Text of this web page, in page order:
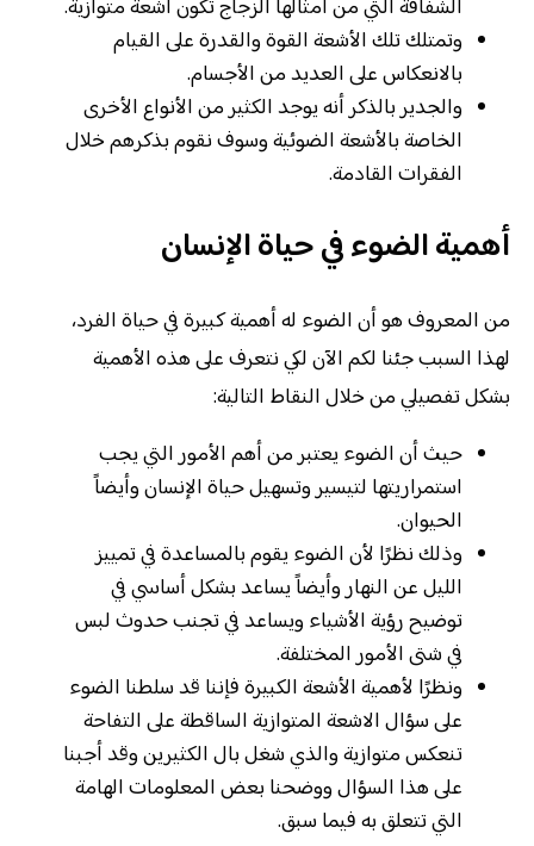
الشفافة التي من أمثالها الزجاج تكون أشعة متوازية.
وتمتلك تلك الأشعة القوة والقدرة على القيام
بالانعكاس على العديد من الأجسام.
والجدير بالذكر أنه يوجد الكثير من الأنواع الأخرى
الخاصة بالأشعة الضوئية وسوف نقوم بذكرهم خلال
الفقرات القادمة.
أهمية الضوء في حياة الإنسان
من المعروف هو أن الضوء له أهمية كبيرة في حياة الفرد،
لهذا السبب جئنا لكم الآن لكي نتعرف على هذه الأهمية
بشكل تفصيلي من خلال النقاط التالية:
حيث أن الضوء يعتبر من أهم الأمور التي يجب
استمراريتها لتيسير وتسهيل حياة الإنسان وأيضاً
الحيوان.
وذلك نظرًا لأن الضوء يقوم بالمساعدة في تمييز
الليل عن النهار وأيضاً يساعد بشكل أساسي في
توضيح رؤية الأشياء ويساعد في تجنب حدوث لبس
في شتى الأمور المختلفة.
ونظرًا لأهمية الأشعة الكبيرة فإننا قد سلطنا الضوء
على سؤال الاشعة المتوازية الساقطة على التفاحة
تنعكس متوازية والذي شغل بال الكثيرين وقد أجبنا
على هذا السؤال ووضحنا بعض المعلومات الهامة
التي تتعلق به فيما سبق.